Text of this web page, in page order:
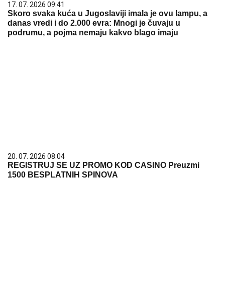
17. 07. 2026 09:41
Skoro svaka kuća u Jugoslaviji imala je ovu lampu, a
danas vredi i do 2.000 evra: Mnogi je čuvaju u
podrumu, a pojma nemaju kakvo blago imaju
20. 07. 2026 08:04
REGISTRUJ SE UZ PROMO KOD CASINO Preuzmi
1500 BESPLATNIH SPINOVA